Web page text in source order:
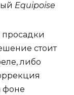
Equipoise
просадки
стоит
либо
фоне